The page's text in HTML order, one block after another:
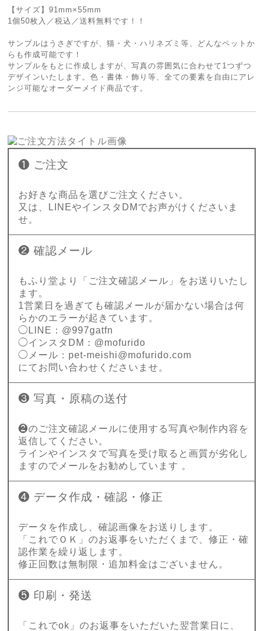
【サイズ】91mm×55mm
1個50枚入／税込／送料無料です！！
サンプルはうさぎですが、猫・犬・ハリネズミ等、どんなペットか
らも作成可能です！
サンプルをもとに作成しますが、写真の雰囲気に合わせて1つずつ
デザインいたします。色・書体・飾り等、全ての要素を自由にアレ
ンジ可能なオーダーメイド商品です。
❶ ご注文
お好きな商品を選びご注文ください。
又は、LINEやインスタDMでお声がけくださいま
せ。
❷ 確認メール
もふり堂より「ご注文確認メール」をお送りいたし
ます。
1営業日を過ぎても確認メールが届かない場合は何
らかのエラーが起きています。
◯LINE：@997gatfn
◯インスタDM：@mofurido
◯メール： pet-meishi@mofurido.com
にてお問い合わせくださいませ。
❸ 写真・原稿の送付
❷のご注文確認メールに使用する写真や制作内容を
返信してください。
ラインやインスタで写真を受け取ると画質が劣化し
ますのでメールをお勧めしています 。
❹ データ作成・確認・修正
データを作成し、確認画像をお送りします。
「これでＯＫ」のお返事をいただくまで、修正・確
認作業を繰り返します。
修正回数は無制限・追加料金はございません。
❺ 印刷・発送
「これでok」のお返事をいただいた翌営業日に、